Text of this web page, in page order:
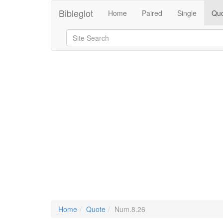
Bibleglot Home Paired Single
Home Quote Num.8.26